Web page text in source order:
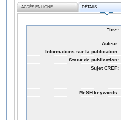
ACCÈS EN LIGNE DÉTAILS
Titre:
Auteur:
Informations sur la publication:
Statut de publication:
Sujet CREF:
MeSH keywords: